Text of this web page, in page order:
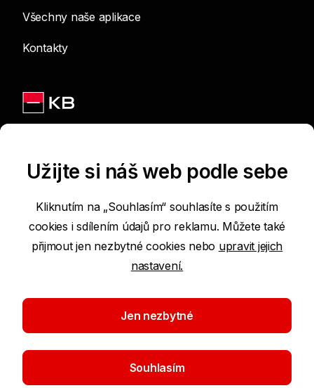
Všechny naše aplikace
Kontakty
Podmínky používání internetových stránek
Prohlášení o přístupnosti
Ochrana osobních údajů
©2026 Komerční banka
Užijte si náš web podle sebe
Kliknutím na „Souhlasím“ souhlasíte s použitím
cookies i sdílením údajů pro reklamu. Můžete také
přijmout jen nezbytné cookies nebo upravit jejich
nastavení.
Jen nezbytné
Souhlasím